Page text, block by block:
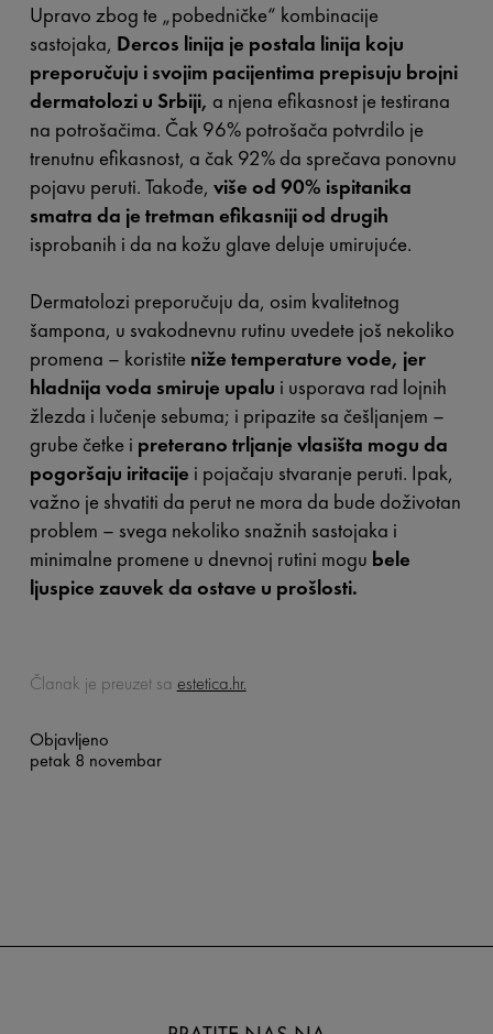
Upravo zbog te „pobedničke“ kombinacije
sastojaka, Dercos linija je postala linija koju
preporučuju i svojim pacijentima prepisuju brojni
dermatolozi u Srbiji, a njena efikasnost je testirana
na potrošačima. Čak 96% potrošača potvrdilo je
trenutnu efikasnost, a čak 92% da sprečava ponovnu
pojavu peruti. Takođe, više od 90% ispitanika
smatra da je tretman efikasniji od drugih
isprobanih i da na kožu glave deluje umirujuće.
Dermatolozi preporučuju da, osim kvalitetnog
šampona, u svakodnevnu rutinu uvedete još nekoliko
promena – koristite niže temperature vode, jer
hladnija voda smiruje upalu i usporava rad lojnih
žlezda i lučenje sebuma; i pripazite sa češljanjem –
grube četke i preterano trljanje vlasišta mogu da
pogoršaju iritacije i pojačaju stvaranje peruti. Ipak,
važno je shvatiti da perut ne mora da bude doživotan
problem – svega nekoliko snažnih sastojaka i
minimalne promene u dnevnoj rutini mogu bele
ljuspice zauvek da ostave u prošlosti.
Članak je preuzet sa estetica.hr.
Objavljeno
petak 8 novembar